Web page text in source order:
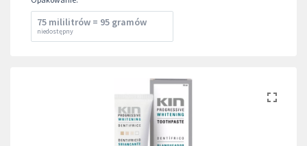
75 mililitrów = 95 gramów
niedostępny